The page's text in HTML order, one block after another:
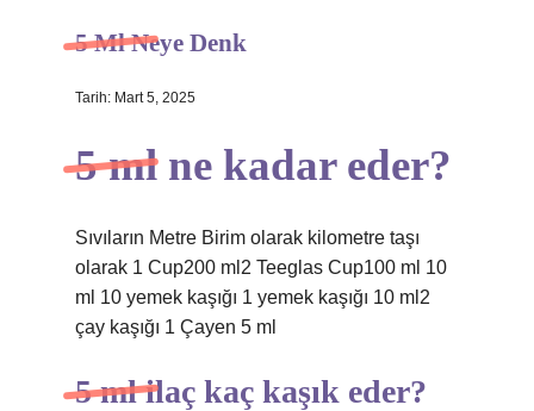
Hakkımızda
5 Ml Neye Denk
Tarih: Mart 5, 2025
5 ml ne kadar eder?
Sıvıların Metre Birim olarak kilometre taşı
olarak 1 Cup200 ml2 Teeglas Cup100 ml 10
ml 10 yemek kaşığı 1 yemek kaşığı 10 ml2
çay kaşığı 1 Çayen 5 ml
5 ml ilaç kaç kaşık eder?